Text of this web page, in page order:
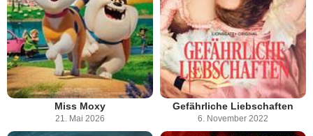
Miss Moxy
21. Mai 2026
Gefährliche Liebschaften
6. November 2022